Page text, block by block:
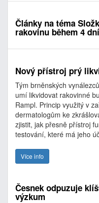
Články na téma
rakovinu během 4
Nový přístroj prý
Tým brněnských
umí likvidovat rakovinné
Rampl. Princip využitý v
dermatologům ke
zjistit, jak přesně přístroj
testování, které má jeho
Více info
Česnek odpuzuje
výzkum